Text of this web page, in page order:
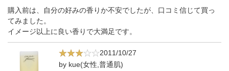
購入前は、自分の好みの香りか不安でしたが、口コミ信じて買っ
てみました。
イメージ以上に良い香りで大満足です。
2011/10/27
by kue(女性,普通肌)